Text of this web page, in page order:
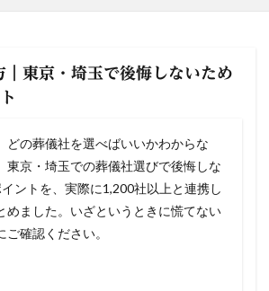
｜東京・埼玉で後悔しないため
どの葬儀社を選べばいいかわからな
東京・埼玉での葬儀社選びで後悔しな
ントを、実際に1,200社以上と連携し
めました。いざというときに慌てない
確認ください。